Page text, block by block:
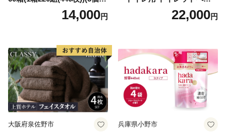
り×12セット)【1256759】
14,000円
パー（ダブル）64ロール(8ロ
ール×8パック) 開成町 トイレ
蓄 防災 エコ 消耗品 生活雑貨
生活用品 無香料 トイレット
ペーパー ダブル といれっと
ぺーぱー トイレ クレシア ト
イレットペーパー [BDBH002
-1]
22,000円
大阪府泉佐野市 兵庫県小野市